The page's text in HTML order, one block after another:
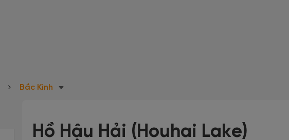
Bắc Kinh
Hồ Hậu Hải (Houhai Lake)